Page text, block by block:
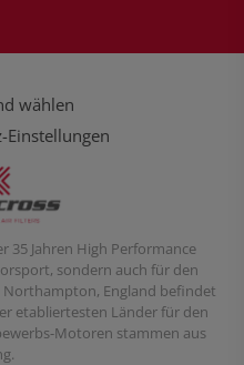
wählen
Einstellungen
35 Jahren High Performance
sondern auch für den
England befindet
etabliertesten Länder für den
Motoren stammen aus